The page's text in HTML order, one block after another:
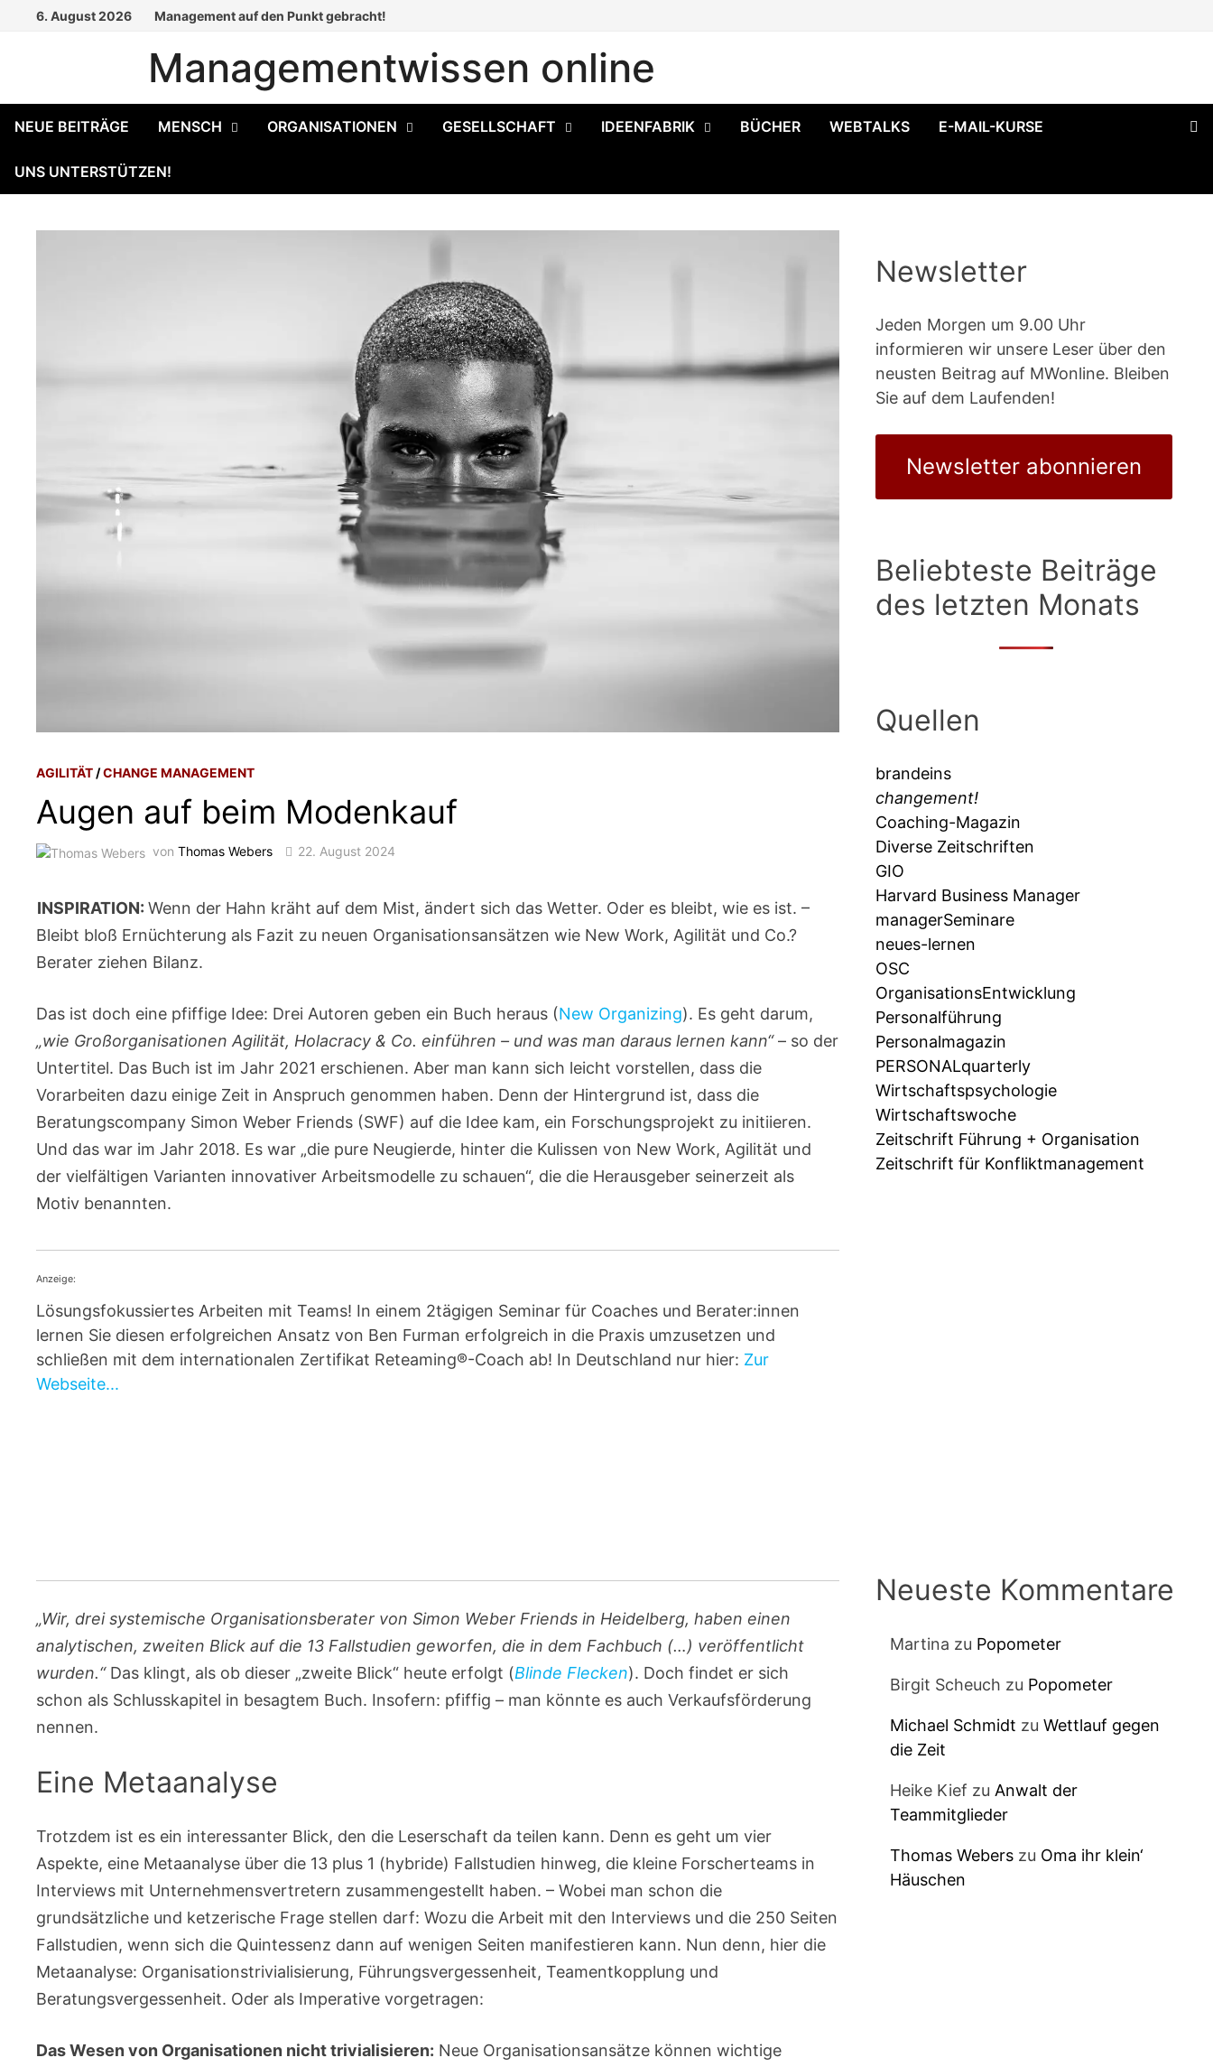
6. August 2026 Management auf den Punkt gebracht!
Managementwissen online
NEUE BEITRÄGE MENSCH ORGANISATIONEN GESELLSCHAFT IDEENFABRIK BÜCHER WEBTALKS E-MAIL-KURSE
UNS UNTERSTÜTZEN!
AGILITÄT /CHANGE MANAGEMENT
Augen auf beim Modenkauf
vonThomas Webers 22. August 2024
INSPIRATION:Wenn der Hahn kräht auf dem Mist, ändert sich das Wetter. Oder es bleibt, wie es ist. –
Bleibt bloß Ernüchterung als Fazit zu neuen Organisationsansätzen wie New Work, Agilität und Co.?
Berater ziehen Bilanz.
Das ist doch eine pfiffige Idee: Drei Autoren geben ein Buch heraus (New Organizing). Es geht darum,
„wie Großorganisationen Agilität, Holacracy & Co. einführen – und was man daraus lernen kann“– so der
Untertitel. Das Buch ist im Jahr 2021 erschienen. Aber man kann sich leicht vorstellen, dass die
Vorarbeiten dazu einige Zeit in Anspruch genommen haben. Denn der Hintergrund ist, dass die
Beratungscompany Simon Weber Friends (SWF) auf die Idee kam, ein Forschungsprojekt zu initiieren.
Und das war im Jahr 2018. Es war „die pure Neugierde, hinter die Kulissen von New Work, Agilität und
der vielfältigen Varianten innovativer Arbeitsmodelle zu schauen“, die die Herausgeber seinerzeit als
Motiv benannten.
Anzeige:
Lösungsfokussiertes Arbeiten mit Teams! In einem 2tägigen Seminar für Coaches und Berater:innen
lernen Sie diesen erfolgreichen Ansatz von Ben Furman erfolgreich in die Praxis umzusetzen und
schließen mit dem internationalen Zertifikat Reteaming®-Coach ab! In Deutschland nur hier: Zur
Webseite...
„Wir, drei systemische Organisationsberater von Simon Weber Friends in Heidelberg, haben einen
analytischen, zweiten Blick auf die 13 Fallstudien geworfen, die in dem Fachbuch (…) veröffentlicht
wurden.“Das klingt, als ob dieser „zweite Blick“ heute erfolgt (Blinde Flecken). Doch findet er sich
schon als Schlusskapitel in besagtem Buch. Insofern: pfiffig – man könnte es auch Verkaufsförderung
nennen.
Eine Metaanalyse
Trotzdem ist es ein interessanter Blick, den die Leserschaft da teilen kann. Denn es geht um vier
Aspekte, eine Metaanalyse über die 13 plus 1 (hybride) Fallstudien hinweg, die kleine Forscherteams in
Interviews mit Unternehmensvertretern zusammengestellt haben. – Wobei man schon die
grundsätzliche und ketzerische Frage stellen darf: Wozu die Arbeit mit den Interviews und die 250 Seiten
Fallstudien, wenn sich die Quintessenz dann auf wenigen Seiten manifestieren kann. Nun denn, hier die
Metaanalyse: Organisationstrivialisierung, Führungsvergessenheit, Teamentkopplung und
Beratungsvergessenheit. Oder als Imperative vorgetragen:
Das Wesen von Organisationen nicht trivialisieren: Neue Organisationsansätze können wichtige
Newsletter
Jeden Morgen um 9.00 Uhr
informieren wir unsere Leser über den
neusten Beitrag auf MWonline. Bleiben
Sie auf dem Laufenden!
Newsletter abonnieren
Beliebteste Beiträge
des letzten Monats
Quellen
brandeins
changement!
Coaching-Magazin
Diverse Zeitschriften
GIO
Harvard Business Manager
managerSeminare
neues-lernen
OSC
OrganisationsEntwicklung
Personalführung
Personalmagazin
PERSONALquarterly
Wirtschaftspsychologie
Wirtschaftswoche
Zeitschrift Führung + Organisation
Zeitschrift für Konfliktmanagement
Neueste Kommentare
Martina zu Popometer
Birgit Scheuch zu Popometer
Michael Schmidt zu Wettlauf gegen
die Zeit
Heike Kief zu Anwalt der
Teammitglieder
Thomas Weberszu Oma ihr klein‘
Häuschen